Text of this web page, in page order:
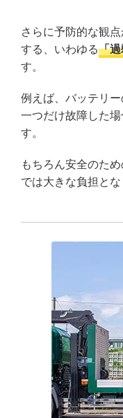
さらに予防的な観
する、いわゆる「
す。
例えば、バッテリ
一つだけ故障した
す。
もちろん安全のた
では大きな負担とな